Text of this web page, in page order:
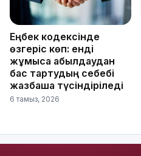
Еңбек кодексінде
өзгеріс көп: енді
жұмысқа қабылдаудан
бас тартудың себебі
жазбаша түсіндіріледі
6 тамыз, 2026